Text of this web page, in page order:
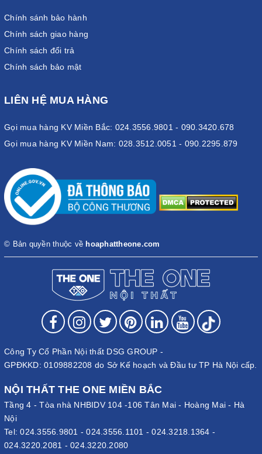
Chính sánh bảo hành
Chính sách giao hàng
Chính sách đổi trả
Chính sách bảo mật
LIÊN HỆ MUA HÀNG
Gọi mua hàng KV Miền Bắc: 024.3556.9801 - 090.3420.678
Gọi mua hàng KV Miền Nam: 028.3512.0051 - 090.2295.879
© Bản quyền thuộc về hoaphattheone.com
Công Ty Cổ Phần Nội thất DSG GROUP -
GPĐKKD: 0109882208 do Sở Kế hoạch và Đầu tư TP Hà Nội cấp.
NỘI THẤT THE ONE MIỀN BẮC
Tầng 4 - Tòa nhà NHBIDV 104 -106 Tân Mai - Hoàng Mai - Hà
Nội
Tel:024.3556.9801 -024.3556.1101 -024.3218.1364 -
024.3220.2081 - 024.3220.2080